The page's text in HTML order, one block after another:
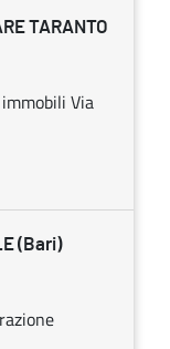
TARANTO
Via
(Bari)